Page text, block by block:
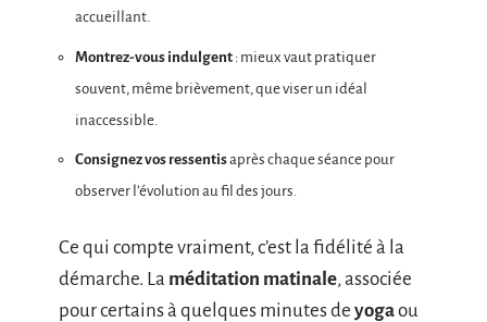
accueillant.
Montrez-vous indulgent : mieux vaut pratiquer
souvent, même brièvement, que viser un idéal
inaccessible.
Consignez vos ressentisaprès chaque séance pour
observer l’évolution au fil des jours.
Ce qui compte vraiment, c’est la fidélité à la
démarche. La méditation matinale, associée
pour certains à quelques minutes de yogaou